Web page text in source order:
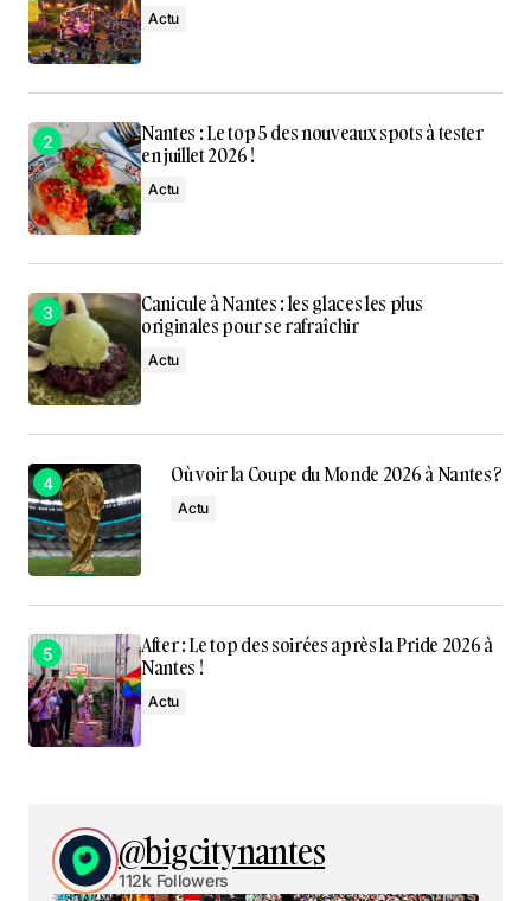
Actu
Nantes : Le top 5 des nouveaux spots à tester
en juillet 2026 !
Actu
Canicule à Nantes : les glaces les plus
originales pour se rafraîchir
Actu
Où voir la Coupe du Monde 2026 à Nantes ?
Actu
After : Le top des soirées après la Pride 2026 à
Nantes !
Actu
@bigcitynantes
112k Followers